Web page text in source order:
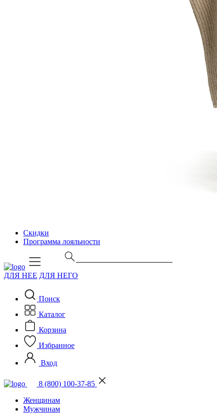
Скидки
Программа лояльности
ДЛЯ НЕЕ ДЛЯ НЕГО
Поиск
Каталог
Корзина
Избранное
Вход
8 (800) 100-37-85
Женщинам
Мужчинам